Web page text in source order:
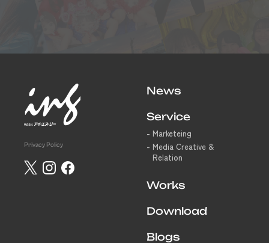
Privacy Policy
News
Service
Marketeing
Media Creative &
Relation
Works
Download
Blogs